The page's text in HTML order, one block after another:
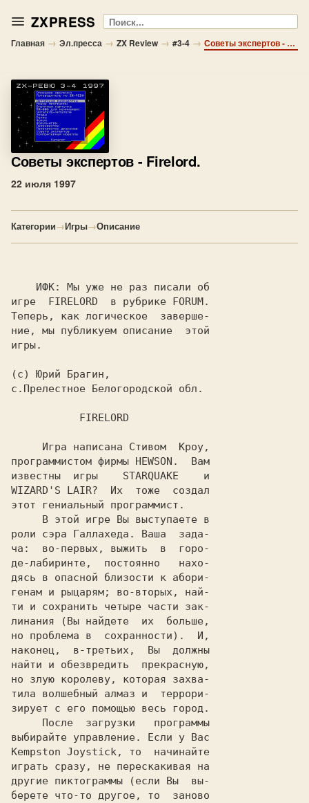
ZXPRESS Поиск
Главная → Эл.пресса → ZX Review → #3-4 → Советы экспертов - Firelord.
Советы экспертов - Firelord.
22 июля 1997
Категории→Игры→Описание
    ИФК:
Мы уже не раз писали об
игре  FIRELORD  в рубрике FORUM.
Теперь, как логическое  заверше-
ние, мы публикуем описание  этой
(c) Юрий Брагин,
программистом фирмы HEWSON.  Вам
известны  игры    STARQUAKE    и
WIZARD'S LAIR?  Их  тоже  создал
этот гениальный программист.
роли сэра Галлахеда. Ваша  зада-
ча:  во-первых, выжить  в  горо-
де-лабиринте,  постоянно   нахо-
дясь в опасной близости к абори-
генам и рыцарям; во-вторых, най-
ти и сохранить четыре части зак-
линания (Вы найдете  их  больше,
но проблема в  сохранности).  И,
наконец,  в-третьих,  Вы  должны
найти и обезвредить  прекрасную,
но злую королеву, которая захва-
тила волшебный алмаз и  террори-
зирует с его помощью весь город.
выбирайте управление. Если у Вас
Kempston Joystick, то  начинайте
играть сразу, не перескакивая на
другие пиктограммы (если Вы  вы-
берете что-то другое, то  заново